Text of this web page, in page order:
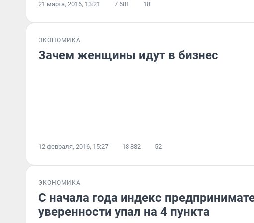
21 марта, 2016, 13:21 7 681 18
ЭКОНОМИКА
Зачем женщины идут в бизнес
12 февраля, 2016, 15:27 18 882 52
ЭКОНОМИКА
С начала года индекс
уверенности упал на 4 пункта